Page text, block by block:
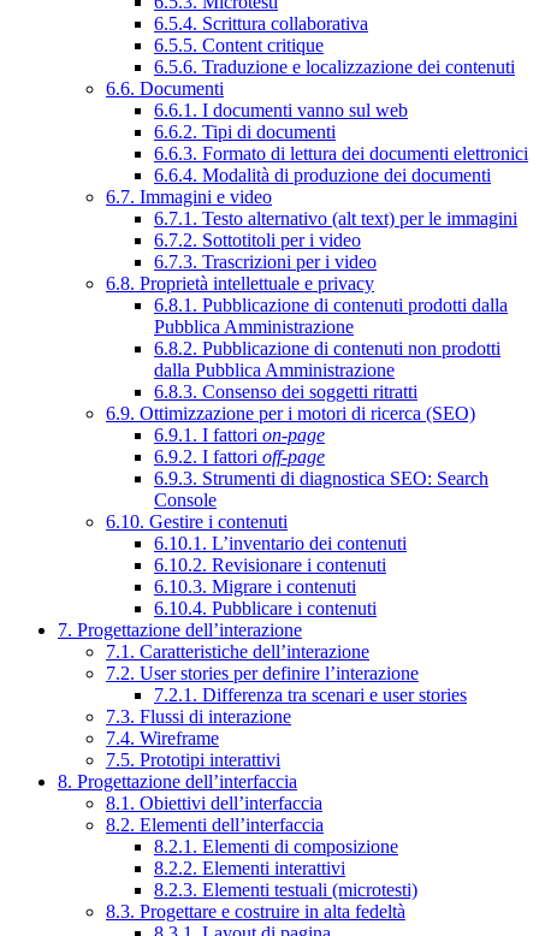
6.5.4. Scrittura collaborativa
6.5.5. Content critique
6.5.6. Traduzione e localizzazione dei contenuti
6.6. Documenti
6.6.1. I documenti vanno sul web
6.6.2. Tipi di documenti
6.6.3. Formato di lettura dei documenti elettronici
6.6.4. Modalità di produzione dei documenti
6.7. Immagini e video
6.7.1. Testo alternativo (alt text) per le immagini
6.7.2. Sottotitoli per i video
6.7.3. Trascrizioni per i video
6.8. Proprietà intellettuale e privacy
6.8.1. Pubblicazione di contenuti prodotti dalla
Pubblica Amministrazione
6.8.2. Pubblicazione di contenuti non prodotti
dalla Pubblica Amministrazione
6.8.3. Consenso dei soggetti ritratti
6.9. Ottimizzazione per i motori di ricerca (SEO)
6.9.1. I fattori on-page
6.9.2. I fattori off-page
6.9.3. Strumenti di diagnostica SEO: Search
Console
6.10. Gestire i contenuti
6.10.1. L’inventario dei contenuti
6.10.2. Revisionare i contenuti
6.10.3. Migrare i contenuti
6.10.4. Pubblicare i contenuti
7. Progettazione dell’interazione
7.1. Caratteristiche dell’interazione
7.2. User stories per definire l’interazione
7.2.1. Differenza tra scenari e user stories
7.3. Flussi di interazione
7.4. Wireframe
7.5. Prototipi interattivi
8. Progettazione dell’interfaccia
8.1. Obiettivi dell’interfaccia
8.2. Elementi dell’interfaccia
8.2.1. Elementi di composizione
8.2.2. Elementi interattivi
8.2.3. Elementi testuali (microtesti)
8.3. Progettare e costruire in alta fedeltà